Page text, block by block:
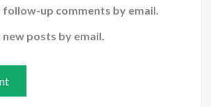
up comments by email.
posts by email.